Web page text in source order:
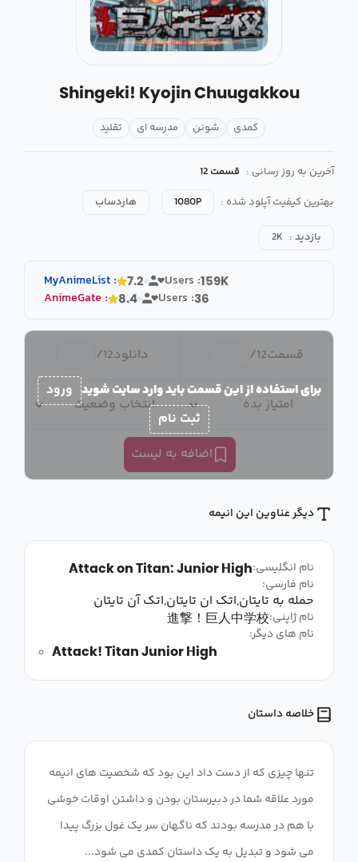
Shingeki! Kyojin Chuugakkou
کمدی شونن مدرسه ای تقلید
آخرین به روز رسانی : قسمت 12
بهترین کیفیت آپلود شده :
1080P هاردساب
بازدید : 2K
MyAnimeList : 7.2 Users :159K
AnimeGate : 8.4 Users :36
قسمت12
/ دانلود12
/
امتیاز بده انتخاب وضعیت
اضافه به لیست
برای استفاده از این قسمت باید وارد سایت شوید ورود
ثبت نام
دیگر عناوین این انیمه
نام انگلیسی:Attack on Titan: Junior High
نام فارسی:
حمله به تایتان,اتک ان تایتان,اتک آن تایتان
نام ژاپنی:進撃！巨人中学校
نام های دیگر:
Attack! Titan Junior High
خلاصه داستان
تنها چیزی که از دست داد این بود که شخصیت های انیمه
مورد علاقه شما در دبیرستان بودن و داشتن اوقات خوشی
با هم در مدرسه بودند که ناگهان سر یک غول بزرگ پیدا
می شود و تبدیل به یک داستان کمدی می شود...